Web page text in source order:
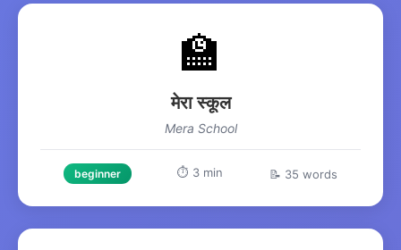
🏫
मेरा स्कूल
Mera School
beginner ⏱️ 3 min 📝 35 words